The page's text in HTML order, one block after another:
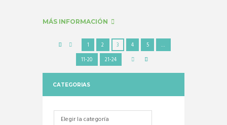
MÁS INFORMACIÓN
1 2 3 4 5
…
11-20
21-24
CATEGORIAS
Categorias